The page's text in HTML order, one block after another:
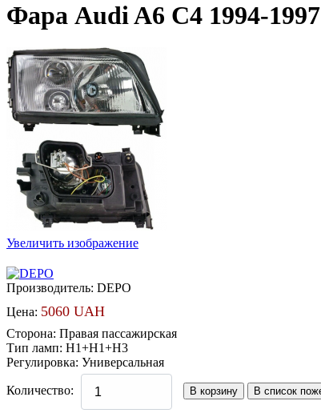
Фара Audi A6 C4 1994-1997
Увеличить изображение
Производитель: DEPO
Цена: 5060 UAH
Сторона: Правая пассажирская
Тип ламп: H1+H1+H3
Регулировка: Универсальная
Количество: